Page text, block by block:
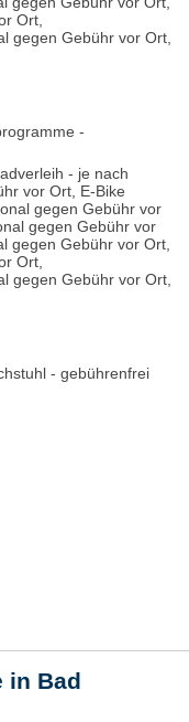
Ort,
gegen Gebühr vor Ort,
-
- je nach
vor Ort, E-Bike
gegen Gebühr vor
gegen Gebühr vor
gegen Gebühr vor Ort,
Ort,
gegen Gebühr vor Ort,
- gebührenfrei
in Bad